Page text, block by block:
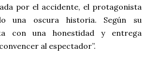
por el accidente, el protagonista
una oscura historia. Según su
con una honestidad y entrega
al espectador”.